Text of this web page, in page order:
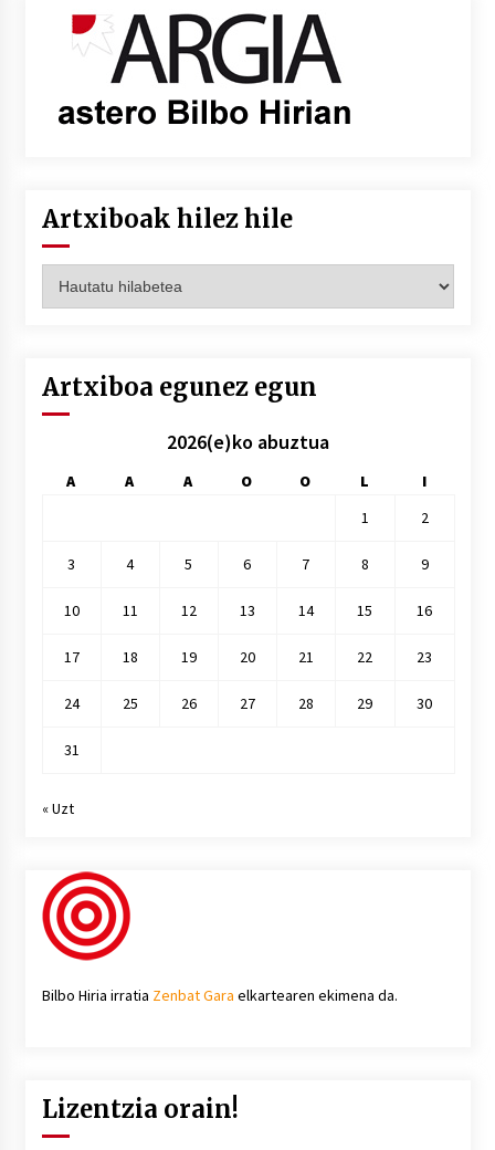
Artxiboak hilez hile
hilez
Artxiboa egunez egun
2026(e)ko abuztua
A A A O O L
I
1
2
3 4 5 6 7 8 9
10 11 12 13 14 15 16
17 18 19 20 21 22 23
24 25 26 27 28 29 30
31
« Uzt
Bilbo Hiria irratia Zenbat Gara elkartearen ekimena da.
Lizentzia orain!